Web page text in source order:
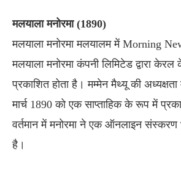
मलयाला मनोरमा (1890)
मलयाला मनोरमा मलयालम में Morning
मलयाला मनोरमा कंपनी लिमिटेड द्वारा
प्रकाशित होता है। मम्मेन मैथ्यू की
मार्च 1890 को एक साप्ताहिक के रूप में
वर्तमान में मनोरमा ने एक ऑनलाइन संस्करण
है।